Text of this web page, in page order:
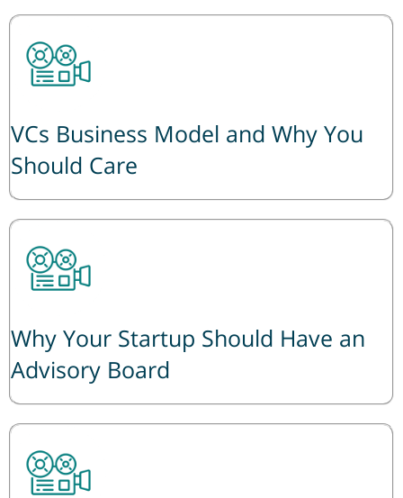
VCs Business Model and Why You
Should Care
Why Your Startup Should Have an
Advisory Board